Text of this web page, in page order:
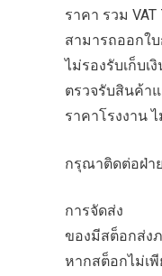
ราคา รวม
สามารถออกใบ
ไม่รองรับเก็บเ
ตรวจรับสินค้า
ราคาโรงงาน
กรุณาติดต่อฝ่า
การจัดส่ง
ของมีสต็อกส่ง
หากสต็อกไม่เ